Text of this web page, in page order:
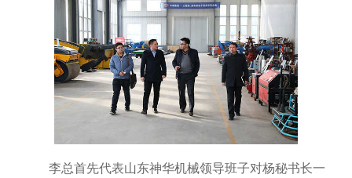
李总首先代表山东神华机械领导班子对杨秘书长一